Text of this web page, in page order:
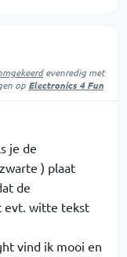
evenredig met
op Electronics 4 Fun
je de
) plaat
de
evt. witte tekst
vind ik mooi en